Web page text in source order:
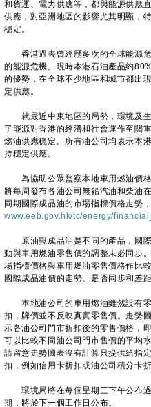
和貨運、電力供應等，都與能源供應
供應，對亞洲地區的影響尤其明顯，
穩定。
香港過去曾經歷多次的全球能源危
的能源危機。現時本港石油產品約
的優勢，在全球不少地區和城市都出
定供應。
就最近中東地區的局勢，環境及生
了能源對香港的經濟和社會運作至關
燃油供應穩定。所有油公司均表示本
持穩定供應。
為協助公眾監察本地車用燃油價格
將每周發布各油公司無鉛汽油和柴油
同期國際成品油的市場指標價格走勢
www.eeb.gov.hk/tc/energy/
原油與成品油是不同的產品，國際
動與車用燃油零售價的調整未必同步
場指標價格與車用燃油零售價格作比
國際成品油價的走勢、是否同步和差距
本地油公司的車用燃油雖然設有零
扣，牌價並不反映真實零售價。走勢
示各油公司門市折扣後的零售價格，
可以比較不同油公司門市售價的平均
請留意走勢圖表沒有計算只提供給指
扣，例如信用卡折扣或油公司積分卡折
環境局將在每個星期三下午公布過
期，將於下一個工作日公布。